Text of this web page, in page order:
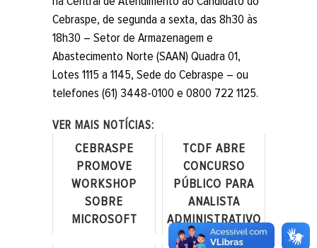
Cebraspe, de segunda a sexta, das 8h30 às
18h30 – Setor de Armazenagem e
Abastecimento Norte (SAAN) Quadra 01,
Lotes 1115 a 1145, Sede do Cebraspe – ou
telefones (61) 3448-0100 e 0800 722 1125.
VER MAIS NOTÍCIAS:
CEBRASPE
PROMOVE
WORKSHOP
SOBRE
MICROSOFT
TCDF ABRE
CONCURSO
PÚBLICO PARA
ANALISTA
ADMINISTRATIVO
DE CONTROLE